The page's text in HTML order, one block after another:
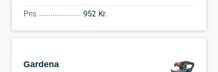
Pris 952 Kr.
Gardena